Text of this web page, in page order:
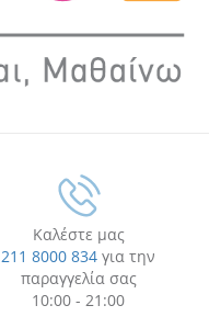
Καλέστε μας
211 8000 834 για την
παραγγελία σας
10:00 - 21:00